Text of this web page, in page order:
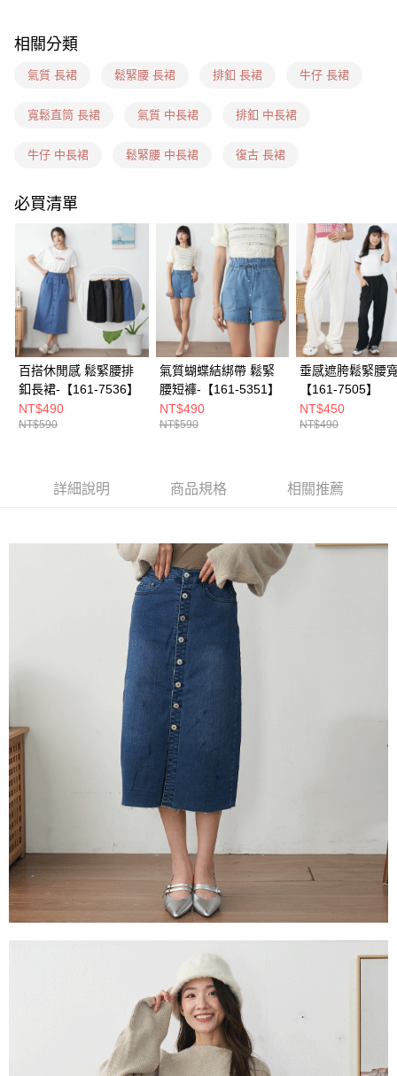
每筆NT$60，滿NT$1,599(含以上)免運費
7-11(信用卡、多元支付)
每筆NT$100，滿NT$1,899(含以上)免運費
每筆NT$100，滿NT$1,899(含以上)免運費
宅配(貨到付款)
每筆NT$100，滿NT$1,899(含以上)免運費
相關分類
氣質 長裙 鬆緊腰 長裙 排釦 長裙 牛仔 長裙
寬鬆直筒 長裙 氣質 中長裙 排釦 中長裙
牛仔 中長裙 鬆緊腰 中長裙 復古 長裙
必買清單
百搭休閒感 鬆緊腰排
釦長裙-【161-7536】
NT$490
NT$590
氣質蝴蝶結綁帶 鬆緊
腰短褲-【161-5351】
NT$490
NT$590
垂感遮胯鬆緊腰
【161-7505】
NT$450
NT$490
詳細說明 商品規格 相關推薦